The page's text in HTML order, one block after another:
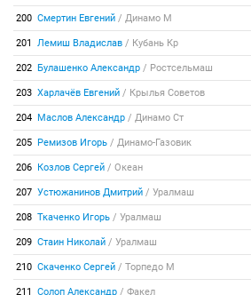
200 Смертин Евгений / Динамо М
201 Лемиш Владислав / Кубань Кр
202 Булашенко Александр / Ростсельмаш
203 Харлачёв Евгений / Крылья Советов
204 Маслов Александр / Динамо Ст
205 Ремизов Игорь / Динамо-Газовик
206 Козлов Сергей / Океан
207 Устюжанинов Дмитрий / Уралмаш
208 Ткаченко Игорь / Уралмаш
209 Стаин Николай / Уралмаш
210 Скаченко Сергей / Торпедо М
211 Солоп Александр / Факел